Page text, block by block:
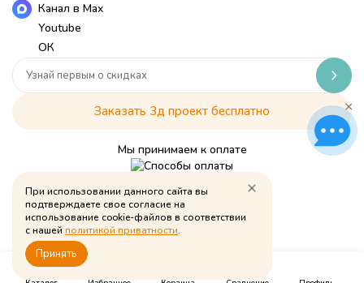
Канал в Max
Youtube
ОК
Заказать 3д проект бесплатно
Мы принимаем к оплате
Политика обработки персональных данных
© Babymouse, 2026
При использовании данного сайта вы
подтверждаете свое согласие на
использование cookie-файлов в соответствии
с нашей политикой приватности.
Принять
×